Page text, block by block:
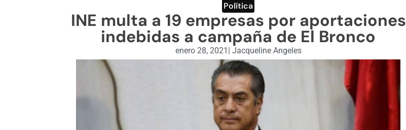
Política
INE multa a 19 empresas por aportaciones
indebidas a campaña de El Bronco
enero 28, 2021 Jacqueline Angeles